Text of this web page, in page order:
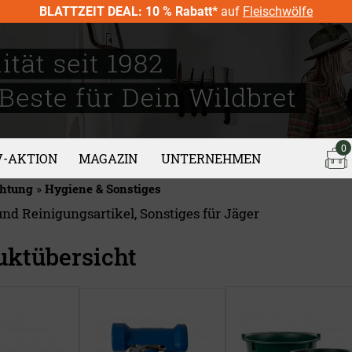
BLATTZEIT DEAL: 10 % Rabatt* auf Fleischwölfe
AKTION MAGAZIN UNTERNEHMEN
0
» Hygiene & Sonstiges
Reinigungsartikel, Sonstiges für Jäger